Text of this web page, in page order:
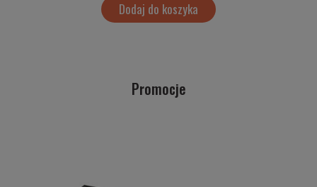
Dodaj do koszyka
Promocje